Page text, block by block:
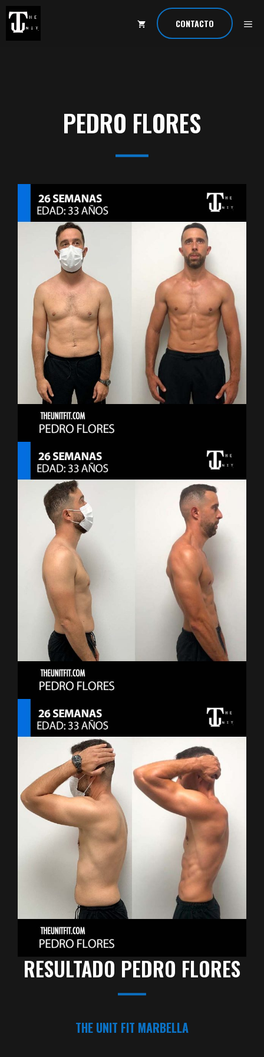
contenido
CONTACTO
PEDRO FLORES
RESULTADO PEDRO FLORES
THE UNIT FIT MARBELLA